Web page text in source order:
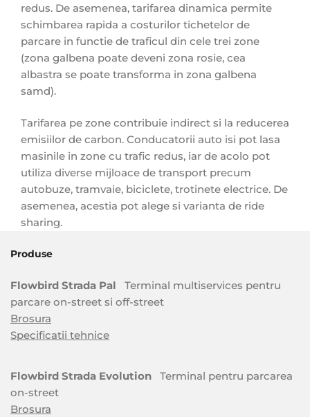
redus. De asemenea, tarifarea dinamica permite
schimbarea rapida a costurilor tichetelor de
parcare in functie de traficul din cele trei zone
(zona galbena poate deveni zona rosie, cea
albastra se poate transforma in zona galbena
samd).
Tarifarea pe zone contribuie indirect si la reducerea
emisiilor de carbon. Conducatorii auto isi pot lasa
masinile in zone cu trafic redus, iar de acolo pot
utiliza diverse mijloace de transport precum
autobuze, tramvaie, biciclete, trotinete electrice. De
asemenea, acestia pot alege si varianta de ride
sharing.
Produse
Flowbird Strada Pal Terminal multiservices pentru
parcare on-street si off-street
Brosura
Specificatii tehnice
Flowbird Strada Evolution Terminal pentru parcarea
on-street
Brosura